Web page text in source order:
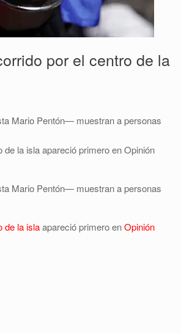
por el centro de la
Mario Pentón— muestran a personas
la isla apareció primero en Opinión
Mario Pentón— muestran a personas
de la islaapareció primero enOpinión